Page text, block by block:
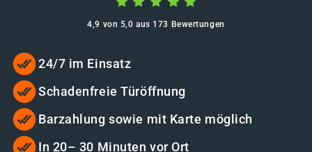
4,9 von 5,0 aus 173 Bewertungen
24/7 im Einsatz
Schadenfreie Türöffnung
Barzahlung sowie mit Karte möglich
In 20– 30 Minuten vor Ort